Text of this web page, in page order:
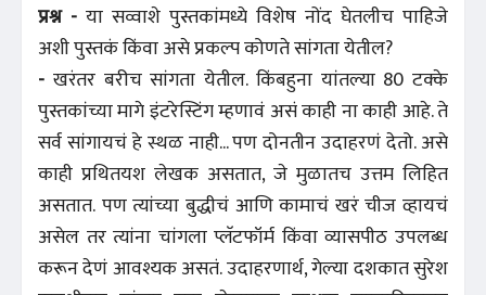
प्रश्न - या सव्वाशे पुस्तकांमध्ये विशेष नोंद घेतलीच पाहिजे
अशी पुस्तकं किंवा असे प्रकल्प कोणते सांगता येतील?
- खरंतर बरीच सांगता येतील. किंबहुना यांतल्या 80 टक्के
पुस्तकांच्या मागे इंटरेस्टिंग म्हणावं असं काही ना काही आहे. ते
सर्व सांगायचं हे स्थळ नाही... पण दोनतीन उदाहरणं देतो. असे
काही प्रथितयश लेखक असतात, जे मुळातच उत्तम लिहित
असतात. पण त्यांच्या बुद्धीचं आणि कामाचं खरं चीज व्हायचं
असेल तर त्यांना चांगला प्लॅटफॉर्म किंवा व्यासपीठ उपलब्ध
करून देणं आवश्यक असतं. उदाहरणार्थ, गेल्या दशकात सुरेश